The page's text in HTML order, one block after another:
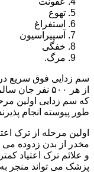
تهوع
استفراغ
آسپیراسیون
خفگی
مرگ.
از هر ۵۰۰ نفر
که سم زدایی اولین
طور پیوسته انجام
اولین مرحله از ترک
مخدر از بدن زدوده
و علائم ترک اعتیاد
پزشک می تواند منجر